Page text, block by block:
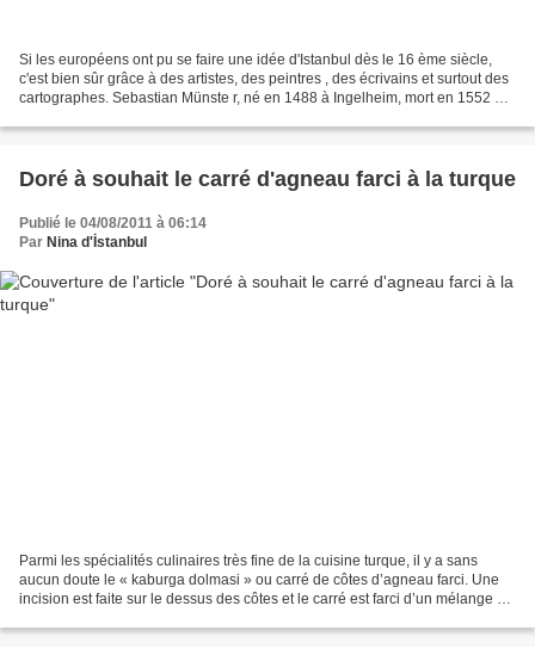
Si les européens ont pu se faire une idée d'Istanbul dès le 16 ème siècle,
c'est bien sûr grâce à des artistes, des peintres , des écrivains et surtout des
cartographes. Sebastian Münste r, né en 1488 à Ingelheim, mort en 1552 à
Doré à souhait le carré d'agneau farci à la turque
Publié le 04/08/2011 à 06:14
Par Nina d'İstanbul
Parmi les spécialités culinaires très fine de la cuisine turque, il y a sans
aucun doute le « kaburga dolmasi » ou carré de côtes d’agneau farci. Une
incision est faite sur le dessus des côtes et le carré est farci d’un mélange de